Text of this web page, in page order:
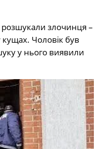
злочинця –
кущах. Чоловік був
у нього виявили